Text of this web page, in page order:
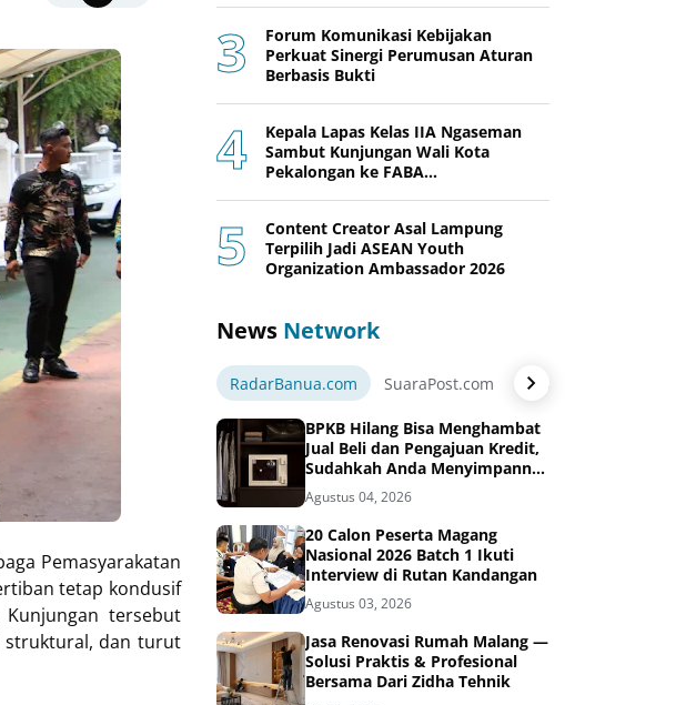
Pemasyarakatan
tetap kondusif
tersebut
struktural, dan turut
Forum Komunikasi Kebijakan
Perkuat Sinergi Perumusan Aturan
Berbasis Bukti
Kepala Lapas Kelas IIA Ngaseman
Sambut Kunjungan Wali Kota
Pekalongan ke FABA
Content Creator Asal Lampung
Terpilih Jadi ASEAN Youth
Organization Ambassador 2026
News Network
RadarBanua.com SuaraPost.com NarasiNews.com
BPKB Hilang Bisa Menghambat
Jual Beli dan Pengajuan Kredit,
Sudahkah Anda Menyimpannya
di Brankas BPKB?
Agustus 04, 2026
20 Calon Peserta Magang
Nasional 2026 Batch 1 Ikuti
Interview di Rutan Kandangan
Agustus 03, 2026
Jasa Renovasi Rumah Malang —
Solusi Praktis & Profesional
Bersama Dari Zidha Tehnik